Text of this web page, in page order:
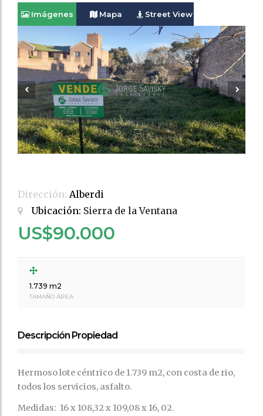
Imágenes Mapa Street View
Dirección: Alberdi
Ubicación: Sierra de la Ventana
US$90.000
1.739 m2
TAMAÑO ÁREA
Descripción Propiedad
Hermoso lote céntrico de 1.739 m2, con costa de rio,
todos los servicios, asfalto.
Medidas: 16 x 108,32 x 109,08 x 16, 02.